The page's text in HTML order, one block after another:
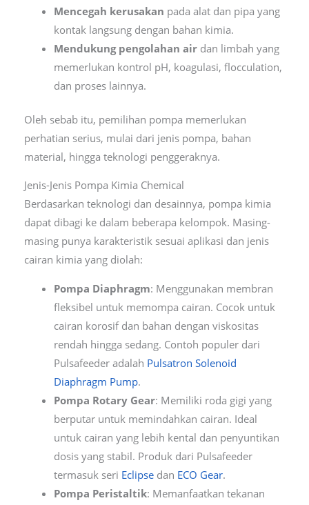
Mencegah kerusakan pada alat dan pipa yang
kontak langsung dengan bahan kimia.
Mendukung pengolahan air dan limbah yang
memerlukan kontrol pH, koagulasi, flocculation,
dan proses lainnya.
Oleh sebab itu, pemilihan pompa memerlukan
perhatian serius, mulai dari jenis pompa, bahan
material, hingga teknologi penggeraknya.
Jenis-Jenis Pompa Kimia Chemical
Berdasarkan teknologi dan desainnya, pompa kimia
dapat dibagi ke dalam beberapa kelompok. Masing-
masing punya karakteristik sesuai aplikasi dan jenis
cairan kimia yang diolah:
Pompa Diaphragm: Menggunakan membran
fleksibel untuk memompa cairan. Cocok untuk
cairan korosif dan bahan dengan viskositas
rendah hingga sedang. Contoh populer dari
Pulsafeeder adalah Pulsatron Solenoid
Diaphragm Pump.
Pompa Rotary Gear: Memiliki roda gigi yang
berputar untuk memindahkan cairan. Ideal
untuk cairan yang lebih kental dan penyuntikan
dosis yang stabil. Produk dari Pulsafeeder
termasuk seri Eclipse dan ECO Gear.
Pompa Peristaltik: Memanfaatkan tekanan